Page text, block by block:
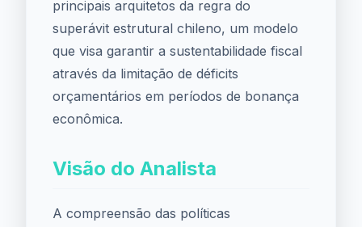
principais arquitetos da regra do
superávit estrutural chileno, um modelo
que visa garantir a sustentabilidade fiscal
através da limitação de déficits
orçamentários em períodos de bonança
econômica.
Visão do Analista
A compreensão das políticas